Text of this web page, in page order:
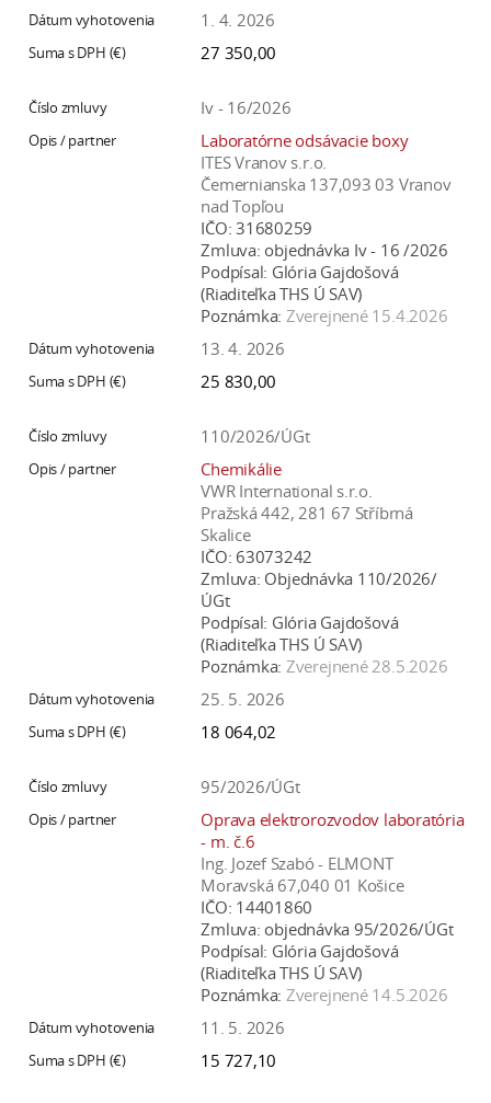
1. 4. 2026
27 350,00
Iv - 16/2026
Laboratórne odsávacie boxy
ITES Vranov s.r.o.
Čemernianska 137,093 03 Vranov
nad Topľou
IČO: 31680259
Zmluva: objednávka Iv - 16 /2026
Podpísal: Glória Gajdošová
(Riaditeľka THS Ú SAV)
Poznámka: Zverejnené 15.4.2026
13. 4. 2026
25 830,00
110/2026/ÚGt
Chemikálie
VWR International s.r.o.
Pražská 442, 281 67 Stříbrná
Skalice
IČO: 63073242
Zmluva: Objednávka 110/2026/
ÚGt
Podpísal: Glória Gajdošová
(Riaditeľka THS Ú SAV)
Poznámka: Zverejnené 28.5.2026
25. 5. 2026
18 064,02
95/2026/ÚGt
Oprava elektrorozvodov laboratória
- m. č.6
Ing. Jozef Szabó - ELMONT
Moravská 67,040 01 Košice
IČO: 14401860
Zmluva: objednávka 95/2026/ÚGt
Podpísal: Glória Gajdošová
(Riaditeľka THS Ú SAV)
Poznámka: Zverejnené 14.5.2026
11. 5. 2026
15 727,10